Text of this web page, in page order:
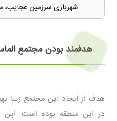
شهربازی سرزمین
هدفمند بودن مجتمع
هدف از ایجاد این مجتمع زیبا
در این منطقه بوده است.